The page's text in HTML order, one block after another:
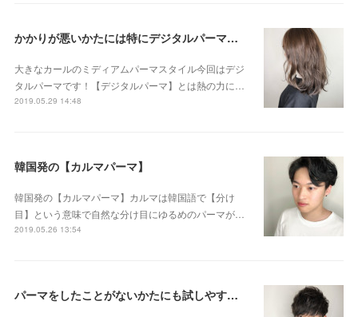
かかりが悪いかたには特にデジタルパーマがオススメです！
大きなカールのミディアムパーマスタイル今回はデジ
タルパーマです！【デジタルパーマ】とは熱の力に…
2019.05.29 14:48
韓国発の【カルマパーマ】
韓国発の【カルマパーマ】カルマは韓国語で【分け
目】という意味で自然な分け目にゆるめのパーマが…
2019.05.26 13:54
パーマをしたことがないかたにも試しやすい 部分パーマのご紹介です😊👌